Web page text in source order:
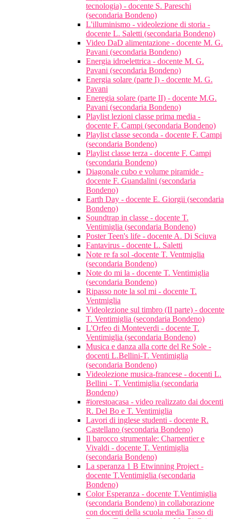
tecnologia) - docente S. Pareschi
(secondaria Bondeno)
L'illuminismo - videolezione di storia -
docente L. Saletti (secondaria Bondeno)
Video DaD alimentazione - docente M. G.
Pavani (secondaria Bondeno)
Energia idroelettrica - docente M. G.
Pavani (secondaria Bondeno)
Energia solare (parte I) - docente M. G.
Pavani
Eneregia solare (parte II) - docente M.G.
Pavani (secondaria Bondeno)
Playlist lezioni classe prima media -
docente F. Campi (secondaria Bondeno)
Playlist classe seconda - docente F. Campi
(secondaria Bondeno)
Playlist classe terza - docente F. Campi
(secondaria Bondeno)
Diagonale cubo e volume piramide -
docente F. Guandalini (secondaria
Bondeno)
Earth Day - docente E. Giorgii (secondaria
Bondeno)
Soundtrap in classe - docente T.
Ventimiglia (secondaria Bondeno)
Poster Teen's life - docente A. Di Sciuva
Fantavirus - docente L. Saletti
Note re fa sol -docente T. Ventmiglia
(secondaria Bondeno)
Note do mi la - docente T. Ventimiglia
(secondaria Bondeno)
Ripasso note la sol mi - docente T.
Ventmiglia
Videolezione sul timbro (II parte) - docente
T. Ventimiglia (secondaria Bondeno)
L'Orfeo di Monteverdi - docente T.
Ventimiglia (secondaria Bondeno)
Musica e danza alla corte del Re Sole -
docenti L.Bellini-T. Ventimiglia
(secondaria Bondeno)
Videolezione musica-francese - docenti L.
Bellini - T. Ventimiglia (secondaria
Bondeno)
#iorestoacasa - video realizzato dai docenti
R. Del Bo e T. Ventimiglia
Lavori di inglese studenti - docente R.
Castellano (secondaria Bondeno)
Il barocco strumentale: Charpentier e
Vivaldi - docente T. Ventimiglia
(secondaria Bondeno)
La speranza 1 B Etwinning Project -
docente T.Ventimiglia (secondaria
Bondeno)
Color Esperanza - docente T.Ventimiglia
(secondaria Bondeno) in collaborazione
con docenti della scuola media Tasso di